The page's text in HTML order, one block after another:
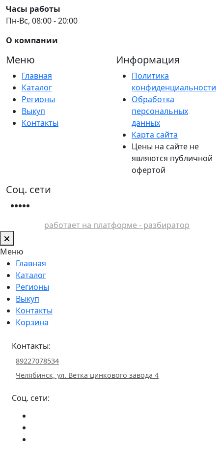
Часы работы
Пн-Вс, 08:00 - 20:00
О компании
Меню
Главная
Каталог
Регионы
Выкуп
Контакты
Информация
Политика
конфиденциальности
Обработка
персональных
данных
Карта сайта
Цены на сайте не
являются публичной
офертой
Соц. сети
работает на платформе - разбиратор
Меню
Главная
Каталог
Регионы
Выкуп
Контакты
Корзина
Контакты:
89227078534
Челябинск, ул. Ветка цинкового завода 4
Соц. сети: